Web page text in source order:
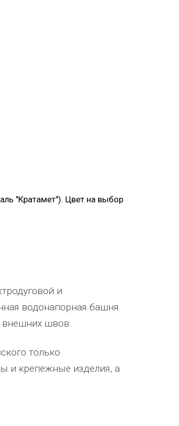
"Кратамет"). Цвет на выбор
и
водонапорная башня
внешних швов.
только
и крепежные изделия, а